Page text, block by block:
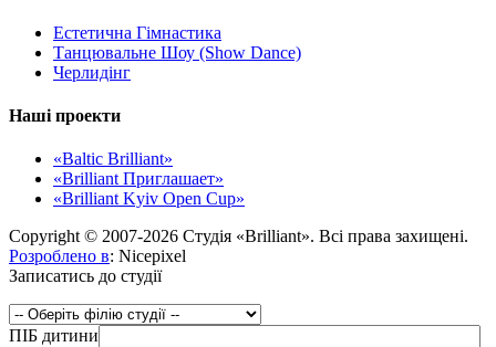
Естетична Гімнастика
Танцювальне Шоу (Show Dance)
Черлидінг
Наші проекти
«Baltic Brilliant»
«Brilliant Приглашает»
«Brilliant Kyiv Open Cup»
Copyright © 2007-2026 Студія «Brilliant». Всі права захищені.
Розроблено в: Nicepixel
Записатись до студії
ПІБ дитини